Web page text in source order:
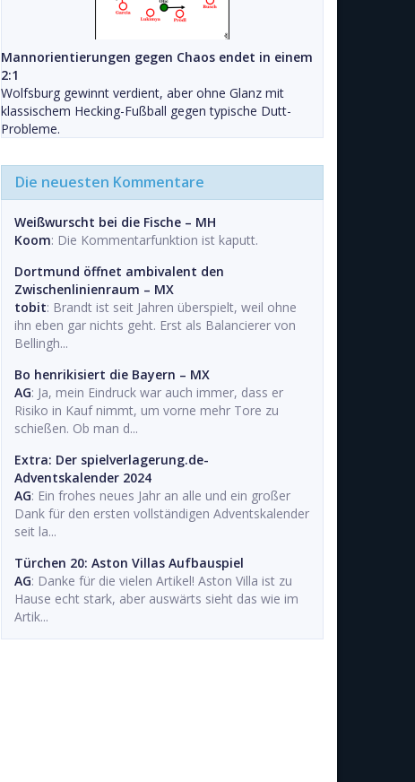
Mannorientierungen gegen Chaos endet in einem
2:1
Wolfsburg gewinnt verdient, aber ohne Glanz mit
klassischem Hecking-Fußball gegen typische Dutt-
Probleme.
Die neuesten Kommentare
Weißwurscht bei die Fische – MH
Koom: Die Kommentarfunktion ist kaputt.
Dortmund öffnet ambivalent den
Zwischenlinienraum – MX
tobit: Brandt ist seit Jahren überspielt, weil ohne
ihn eben gar nichts geht. Erst als Balancierer von
Bellingh...
Bo henrikisiert die Bayern – MX
AG: Ja, mein Eindruck war auch immer, dass er
Risiko in Kauf nimmt, um vorne mehr Tore zu
schießen. Ob man d...
Extra: Der spielverlagerung.de-
Adventskalender 2024
AG: Ein frohes neues Jahr an alle und ein großer
Dank für den ersten vollständigen Adventskalender
seit la...
Türchen 20: Aston Villas Aufbauspiel
AG: Danke für die vielen Artikel! Aston Villa ist zu
Hause echt stark, aber auswärts sieht das wie im
Artik...